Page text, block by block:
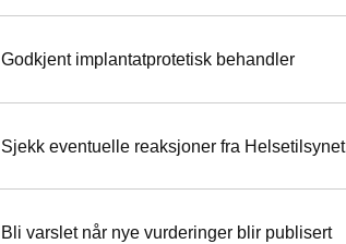
Godkjent implantatprotetisk behandler
Sjekk eventuelle reaksjoner fra Helsetilsynet
Bli varslet når nye vurderinger blir publisert